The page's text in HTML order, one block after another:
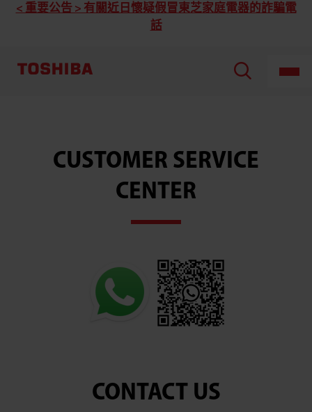
< 重要公告 > 有關近日懷疑假冒東芝家庭電器的詐騙電
話
CUSTOMER SERVICE
CENTER
CONTACT US